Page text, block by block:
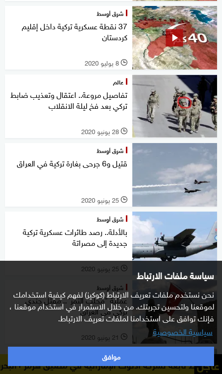
سياسة ملفات الارتباط
نحن نستخدم ملفات تعريف الارتباط (كوكيز) لفهم كيفية استخدامك
لموقعنا ولتحسين تجربتك. من خلال الاستمرار في استخدام موقعنا ،
فإنك توافق على استخدامنا لملفات تعريف الارتباط.
سياسية الخصوصية
موافق
شرق أوسط
37 نقطة عسكرية تركية داخل إقليم
كردستان
l 8 يوليو 2020
عالم
تفاصيل مروعة.. اعتقال وتعذيب ضابط
تركي بعد فخ ليلة الانقلاب
l 28 يونيو 2020
شرق أوسط
قتيل و6 جرحى بغارة تركية في العراق
l 25 يونيو 2020
شرق أوسط
بالأدلة.. رصد طائرات عسكرية تركية
جديدة إلى مصراتة
l 25 يونيو 2020
شرق أوسط
عملية "مخلب النمر".. مقتل جندي
تركي في العراق
l 21 يونيو 2020
شرق أوسط
تركيا.. ماذا تفعل وماذا تريد في شمال عاجلأدنوك الإماراتية في مضيق هرمز البحرين تُدين